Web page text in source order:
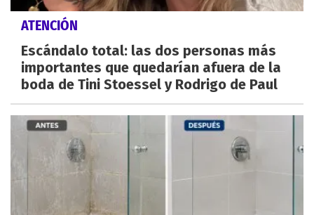
ATENCIÓN
Escándalo total: las dos personas más
importantes que quedarían afuera de la
boda de Tini Stoessel y Rodrigo de Paul